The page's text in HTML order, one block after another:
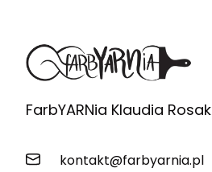
FarbYARNia Klaudia Rosak
kontakt@farbyarnia.pl